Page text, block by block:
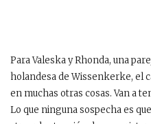
Para Valeska y Rhonda, una
holandesa de Wissenkerke, el
en muchas otras cosas. Van a
Lo que ninguna sospecha es